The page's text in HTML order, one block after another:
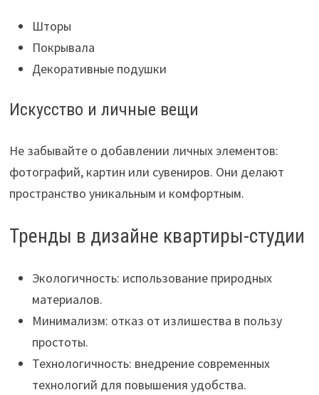
Шторы
Покрывала
Декоративные подушки
Искусство и личные вещи
Не забывайте о добавлении личных элементов:
фотографий, картин или сувениров. Они делают
пространство уникальным и комфортным.
Тренды в дизайне квартиры-студии
Экологичность: использование природных
материалов.
Минимализм: отказ от излишества в пользу
простоты.
Технологичность: внедрение современных
технологий для повышения удобства.